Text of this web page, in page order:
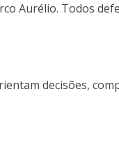
Aurélio. Todos
decisões,